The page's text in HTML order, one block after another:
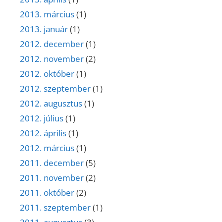
2013. március(1)
2013. január(1)
2012. december(1)
2012. november(2)
2012. október(1)
2012. szeptember(1)
2012. augusztus(1)
2012. július(1)
2012. április(1)
2012. március(1)
2011. december(5)
2011. november(2)
2011. október(2)
2011. szeptember(1)